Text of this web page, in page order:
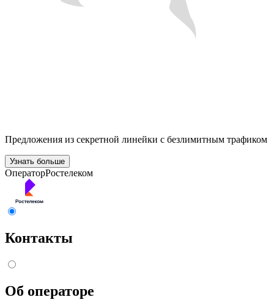
Предложения из секретной линейки с безлимитным трафиком
Узнать больше
ОператорРостелеком
Контакты
Об операторе